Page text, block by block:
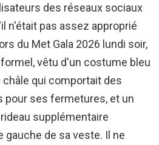
des réseaux sociaux
n'était pas assez approprié
du Met Gala 2026 lundi soir,
vêtu d'un costume bleu
qui comportait des
pour ses fermetures, et un
supplémentaire
gauche de sa veste. Il ne